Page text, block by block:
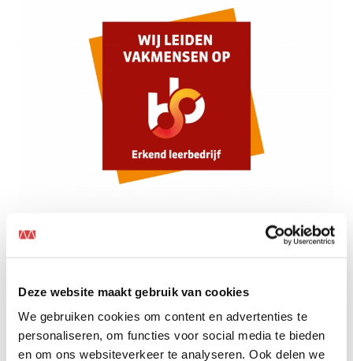
Deze website maakt gebruik van cookies
We gebruiken cookies om content en advertenties te
personaliseren, om functies voor social media te bieden
en om ons websiteverkeer te analyseren. Ook delen we
De jeugd heeft de toekomst! We bieden leerlingen die
leerwerkplek aan. Dit gaat zowel om BBL- als om BOL-
leerwerkplekken. We zijn erkend door SBB erkend als
leerwerkbedrijf. Dit houdt in dat we leerlingen
deskundig worden begeleid en dat je in een veilige